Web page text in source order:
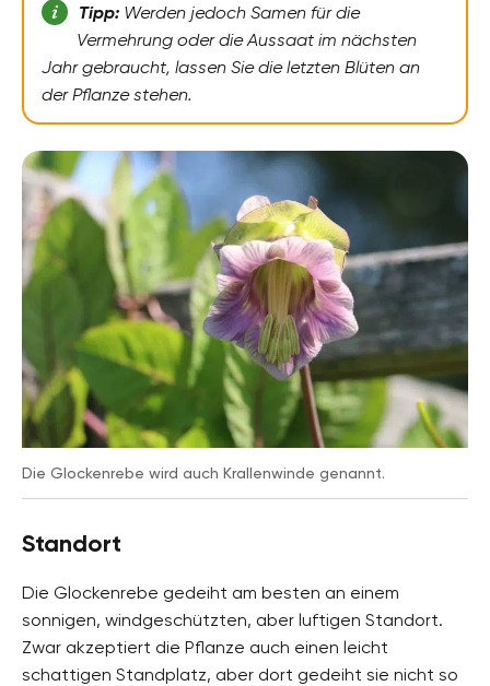
Bauerngarten, Blumengarten, Innenhof,
Topfgarten, Wintergarten, Wohngarten,
Terrassengarten
Tipp:Werden jedoch Samen für die
Vermehrung oder die Aussaat im nächsten
Jahr gebraucht, lassen Sie die letzten Blüten an
der Pflanze stehen.
Die Glockenrebe wird auch Krallenwinde genannt.
Standort
Die Glockenrebe gedeiht am besten an einem
sonnigen, windgeschützten, aber luftigen Standort.
Zwar akzeptiert die Pflanze auch einen leicht
schattigen Standplatz, aber dort gedeiht sie nicht so